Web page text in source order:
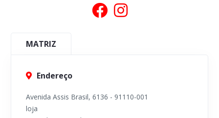
MATRIZ
Endereço
Avenida Assis Brasil, 6136 - 91110-001
loja